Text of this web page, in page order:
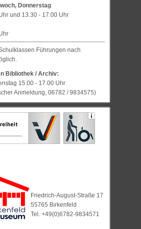
Donnerstag
und 13.30 - 17.00 Uhr
Führungen nach
Bibliothek / Archiv:
15.00 - 17.00 Uhr
Anmeldung, 06782 / 9834575)
Friedrich-August-Straße 17
55765 Birkenfeld
Tel. +49(0)6782-9834571